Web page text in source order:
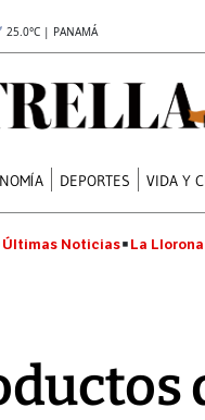
25.0°C | PANAMÁ
DEPORTES VIDA Y
Últimas Noticias La Llorona